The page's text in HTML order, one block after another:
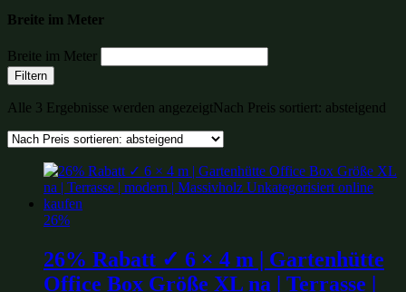
Breite im Meter
Breite im Meter
Filtern
Alle 3 Ergebnisse werden angezeigtNach Preis sortiert: absteigend
26%
26% Rabatt ✓ 6 × 4 m | Gartenhütte
Office Box Größe XL na | Terrasse |